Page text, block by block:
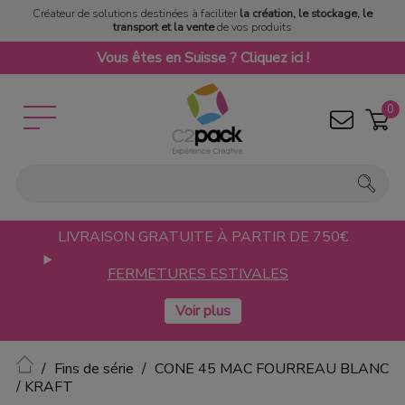
Créateur de solutions destinées à faciliter la création, le stockage, le
transport et la ventede vos produits
Vous êtes en Suisse ? Cliquez ici !
0
LIVRAISON GRATUITE À PARTIR DE 750€
FERMETURES ESTIVALES
Accueil
Fins de série
CONE 45 MAC FOURREAU BLANC
/ KRAFT